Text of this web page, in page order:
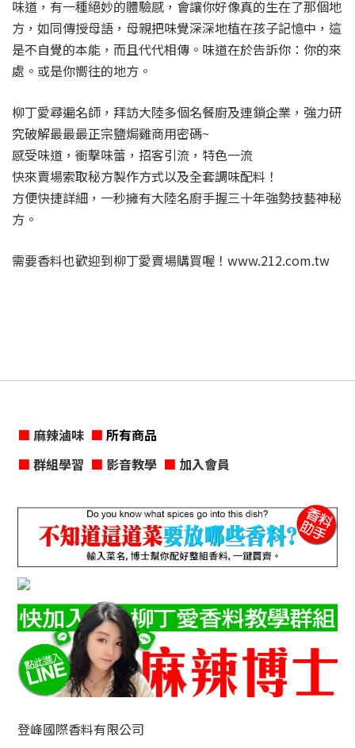
味道，有一種絕妙的體驗感，會讓你好像真的生在了那個地
方，如同傳授母語，母親把味覺深深地植在孩子記憶中，這
是不自覺的本能，而且代代相傳。味道在於告訴你：你的來
處。或是你嚮往的地方。
柳丁愛尋遍名師，拜訪大陸多個名餐廚及連鎖企業，強力研
究破解最最最正宗鹽焗雞商用密碼~
感受味道，衝擊味蕾，招客引流，特色一流
快來賣場索取秘方製作方式以及全套調味配料！
方便快捷詳細，一秒擁有大陸名廚手握三十年強勢技藝神秘
方。
需要香料也歡迎到柳丁愛賣場購買喔！www.212.com.tw
■ 麻辣滷味 ■ 所有商品
■ 群組學習 ■ 影音教學 ■ 加入會員
登峰國際香料有限公司